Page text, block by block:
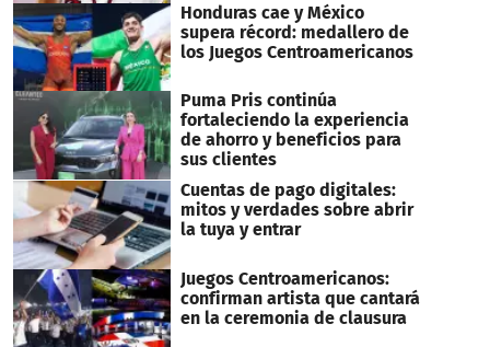
Honduras cae y México
supera récord: medallero de
los Juegos Centroamericanos
Puma Pris continúa
fortaleciendo la experiencia
de ahorro y beneficios para
sus clientes
Cuentas de pago digitales:
mitos y verdades sobre abrir
la tuya y entrar
Juegos Centroamericanos:
confirman artista que cantará
en la ceremonia de clausura